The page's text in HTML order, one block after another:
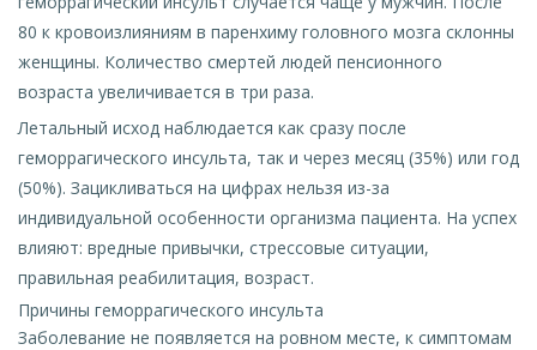
80 к кровоизлияниям в паренхиму головного мозга склонны
женщины. Количество смертей людей пенсионного
возраста увеличивается в три раза.
Летальный исход наблюдается как сразу после
геморрагического инсульта, так и через месяц (35%) или год
(50%). Зацикливаться на цифрах нельзя из-за
индивидуальной особенности организма пациента. На успех
влияют: вредные привычки, стрессовые ситуации,
правильная реабилитация, возраст.
Причины геморрагического инсульта
Заболевание не появляется на ровном месте, к симптомам